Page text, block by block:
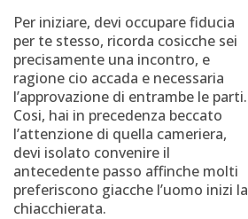
Per iniziare, devi occupare fiducia
per te stesso, ricorda cosicche sei
precisamente una incontro, e
ragione cio accada e necessaria
l’approvazione di entrambe le parti.
Cosi, hai in precedenza beccato
l’attenzione di quella cameriera,
devi isolato convenire il
antecedente passo affinche molti
preferiscono giacche l’uomo inizi la
chiacchierata.